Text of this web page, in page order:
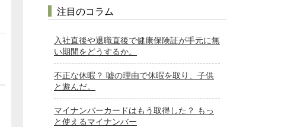
注目のコラム
入社直後や退職直後で健康保険証が手元に無
い期間をどうするか。
不正な休暇？ 嘘の理由で休暇を取り、子供
と遊んだ。
マイナンバーカードはもう取得した？ もっ
と使えるマイナンバー